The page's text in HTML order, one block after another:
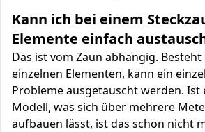
Kann ich bei einem
Elemente einfach
Das ist vom Zaun abhängig. Besteht
einzelnen Elementen, kann ein
Probleme ausgetauscht werden. Ist
Modell, was sich über mehrere
aufbauen lässt, ist das schon nicht